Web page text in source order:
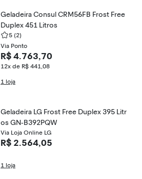
Geladeira Consul CRM56FB Frost Free
Duplex 451 Litros
5 (2)
Via Ponto
R$ 4.763,70
12x de R$ 441,08
1 loja
Geladeira LG Frost Free Duplex 395 Litr
os GN-B392PQW
Via Loja Online LG
R$ 2.564,05
1 loja